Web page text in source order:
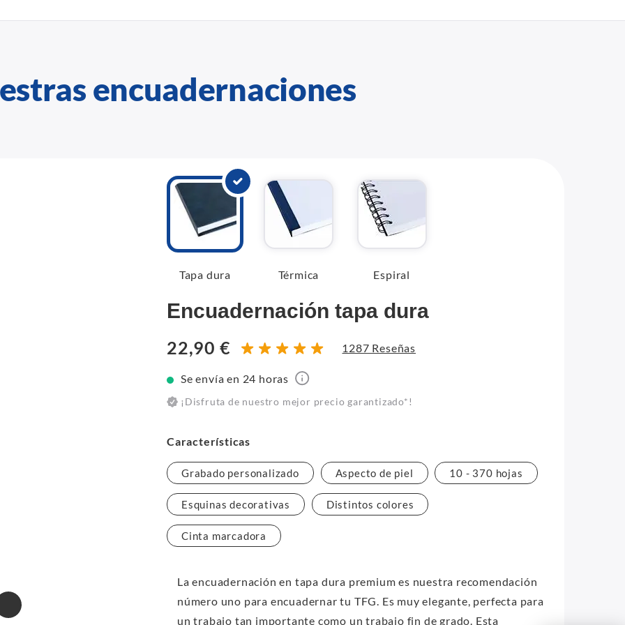
encuadernaciones
Tapa dura Térmica Espiral
Encuadernación tapa dura
22,90 € 1287 Reseñas
Se envía en 24 horas
¡Disfruta de nuestro mejor precio garantizado*!
Características
Grabado personalizado Aspecto de piel 10 - 370 hojas
Esquinas decorativas Distintos colores
Cinta marcadora
La encuadernación en tapa dura premium es nuestra recomendación
número uno para encuadernar tu TFG. Es muy elegante, perfecta para
un trabajo tan importante como un trabajo fin de grado. Esta